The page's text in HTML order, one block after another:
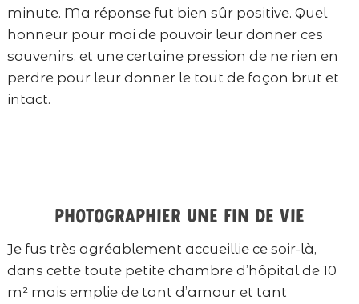
minute. Ma réponse fut bien sûr positive. Quel
honneur pour moi de pouvoir leur donner ces
souvenirs, et une certaine pression de ne rien en
perdre pour leur donner le tout de façon brut et
intact.
Photographier une fin de vie
Je fus très agréablement accueillie ce soir-là,
dans cette toute petite chambre d’hôpital de 10
m² mais emplie de tant d’amour et tant